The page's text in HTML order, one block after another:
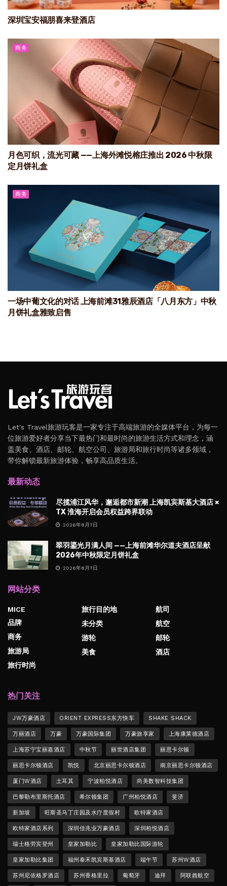
深圳宝安福朋喜来登酒店
商务
月色可织，流光可藏 ——上海外滩悦榕庄推出 2026 中秋限
定月饼礼盒
商务
一场中葡文化的对话 上海前滩31雅辰酒店「八月东方」中秋
月饼礼盒雅致启售
Let's Travel旅游玩客是一家专注于高端旅游的全媒体平台，为每一
位旅游爱好者分享当下最热门和最时尚的旅游生活方式和理念，涵
盖美食、酒店、邮轮、航空公司、旅游局和旅行时尚等诸多领域，
带你解锁最新旅游体验，畅享高品质生活。
最新动态
尽揽浦江风华，邂逅都市新潮 上海凯宾斯基大酒店 ×
TX 淮海开启会员权益跨界联动
2026年8月7日
翠羽鎏光月满人间 ——上海前滩华尔道夫酒店呈献
2026年中秋限定月饼礼盒
2026年8月7日
网站分类
MICE
品牌
商务
旅游局
旅行时尚
旅行目的地
未分类
游轮
美食
航司
航空
邮轮
酒店
热门关注
JW万豪酒店 ORIENT EXPRESS东方快车 SHAKE SHACK
万丽酒店 万豪 万豪国际集团 万豪旅享家 上海康莱德酒店
上海苏宁宝丽嘉酒店 中秋节 丽世酒店集团 丽思卡尔顿
丽思卡尔顿酒店 凯悦 北京丽思卡尔顿酒店 南京丽思卡尔顿酒店
厦门W酒店 土耳其 宁波柏悦酒店 尚美数智科技集团
巴黎勒布里斯托酒店 希尔顿集团 广州柏悦酒店 斐济
新加坡 旺斯圣马丁庄园及水疗度假村 欧特家酒店
欧特家酒店系列 深圳佳兆业万豪酒店 深圳柏悦酒店
瑞士格劳宾登州 皇家加勒比 皇家加勒比国际游轮
皇家加勒比集团 福州泰禾凯宾斯基酒店 端午节 苏州W酒店
苏州尼依格罗酒店 苏州香格里拉 葡萄牙 迪拜 阿联酋航空